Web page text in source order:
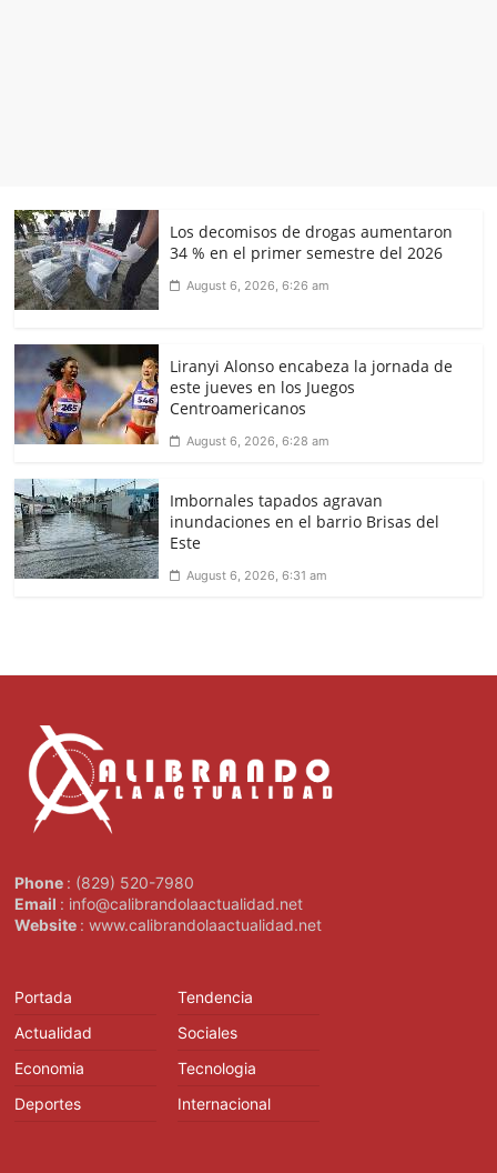
Los decomisos de drogas aumentaron
34 % en el primer semestre del 2026
August 6, 2026, 6:26 am
Liranyi Alonso encabeza la jornada de
este jueves en los Juegos
Centroamericanos
August 6, 2026, 6:28 am
Imbornales tapados agravan
inundaciones en el barrio Brisas del
Este
August 6, 2026, 6:31 am
Phone : (829) 520-7980
Email : info@calibrandolaactualidad.net
Website : www.calibrandolaactualidad.net
Portada
Actualidad
Economia
Deportes
Tendencia
Sociales
Tecnologia
Internacional